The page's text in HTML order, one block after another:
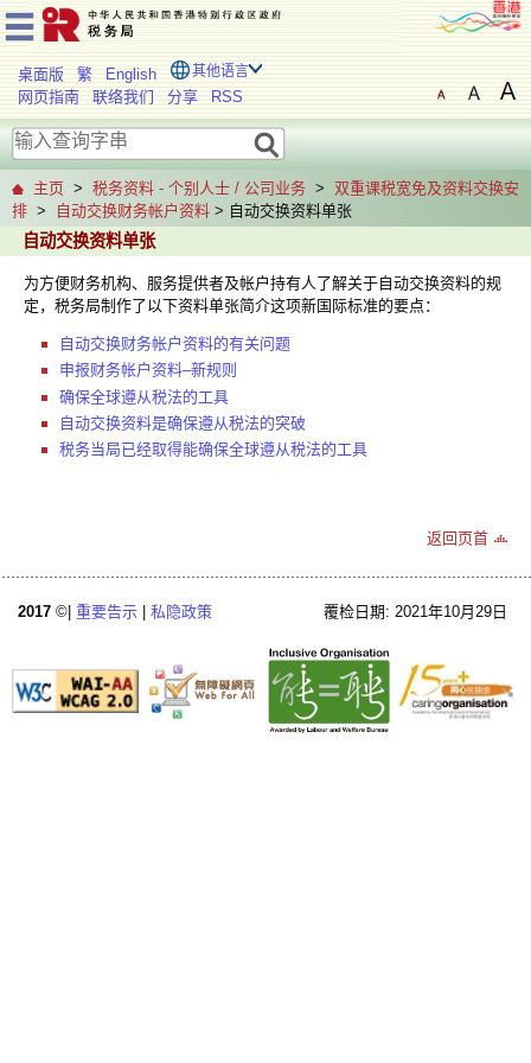
桌面版 繁 English 其他语言
网页指南 联络我们 分享 RSS
主页 > 税务资料 - 个别人士 / 公司业务 > 双重课税宽免及资料交换安
排 > 自动交换财务帐户资料 > 自动交换资料单张
自动交换资料单张
为方便财务机构、服务提供者及帐户持有人了解关于自动交换资料的规
定，税务局制作了以下资料单张简介这项新国际标准的要点：
自动交换财务帐户资料的有关问题
申报财务帐户资料–新规则
确保全球遵从税法的工具
自动交换资料是确保遵从税法的突破
税务当局已经取得能确保全球遵从税法的工具
返回页首
2017 ©| 重要告示 私隐政策 覆检日期: 2021年10月29日